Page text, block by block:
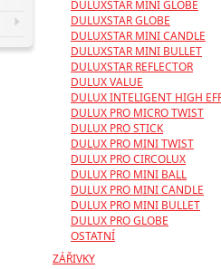
DULUXSTAR MINI GLOBE
DULUXSTAR GLOBE
DULUXSTAR MINI CANDLE
DULUXSTAR MINI BULLET
DULUXSTAR REFLECTOR
DULUX VALUE
DULUX INTELIGENT HIGH
DULUX PRO MICRO TWIST
DULUX PRO STICK
DULUX PRO MINI TWIST
DULUX PRO CIRCOLUX
DULUX PRO MINI BALL
DULUX PRO MINI CANDLE
DULUX PRO MINI BULLET
DULUX PRO GLOBE
OSTATNÍ
ZÁŘIVKY